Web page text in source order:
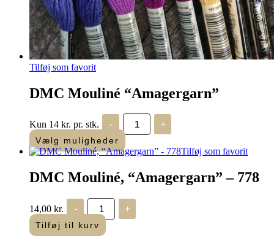
Tilføj som favorit
DMC Mouliné “Amagergarn”
Kun 14 kr. pr. stk. -
DMC
Mouliné
"Amagergarn"
antal
+
Vælg muligheder
Tilføj som favorit
DMC Mouliné, “Amagergarn” – 778
14,00 kr. -
DMC
Mouliné,
“Amagergarn”
-
+
Tilføj til kurv